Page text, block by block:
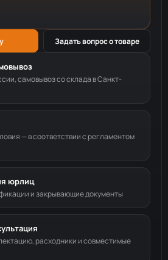
Задать вопрос о товаре
самовывоз со склада в Санкт-
— в соответствии с регламентом
юрлиц
и закрывающие документы
расходники и совместимые